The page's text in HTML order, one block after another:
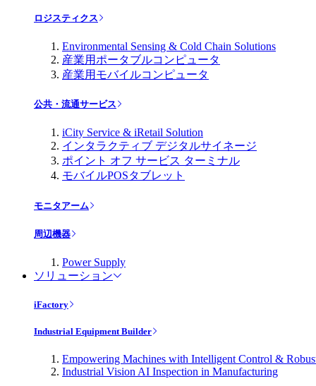
ロジスティクス
Environmental Sensing & Cold Chain Solutions
産業用ポータブルコンピュータ
産業用モバイルコンピュータ
公共・流通サービス
iCity Service & iRetail Solution
インタラクティブ デジタルサイネージ
ポイント オフ サービス ターミナル
モバイルPOSタブレット
モニタアーム
周辺機器
Power Supply
ソリューション
iFactory
Industrial Equipment Builder
Empowering Machines with Intelligent Control &
Industrial Vision AI Inspection in Manufacturing